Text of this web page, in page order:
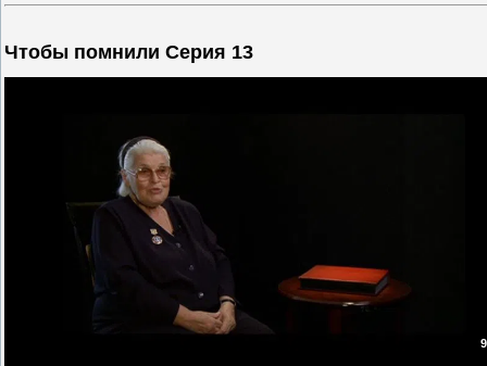
Чтобы помнили Серия 13